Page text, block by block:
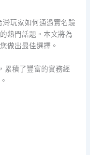
玩家如何通過實名驗
熱門話題。本文將為
做出最佳選擇。
累積了豐富的實務經